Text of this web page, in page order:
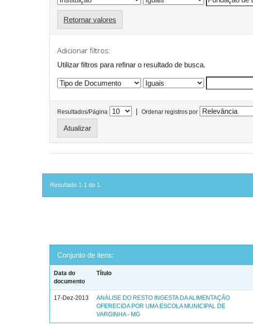
Retornar valores
Adicionar filtros:
Utilizar filtros para refinar o resultado de busca.
Resultados/Página | Ordenar registros por
Resultado 1-1 de 1.
Conjunto de itens:
Data do
documento
Título
17-Dez-2013
ANÁLISE DO RESTO INGESTA DA ALIMENTAÇÃO
OFERECIDA POR UMA ESCOLA MUNICIPAL DE
VARGINHA - MG